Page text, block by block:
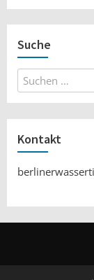
Suche
Suchen
nach:
Kontakt